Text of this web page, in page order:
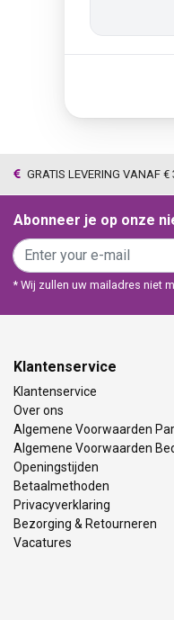
GRATIS LEVERING VANAF €
Abonneer je op onze
* Wij zullen uw mailadres niet
Klantenservice
Klantenservice
Over ons
Algemene Voorwaarden
Algemene Voorwaarden
Openingstijden
Betaalmethoden
Privacyverklaring
Bezorging & Retourneren
Vacatures